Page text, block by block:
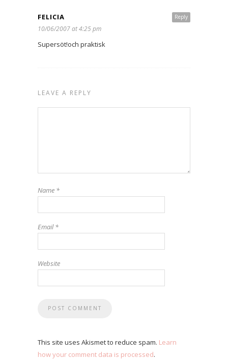
Reply
FELICIA
10/06/2007 at 4:25 pm
Supersöt!och praktisk
LEAVE A REPLY
Name *
Email*
Website
This site uses Akismet to reduce spam. Learn
how your comment data is processed.